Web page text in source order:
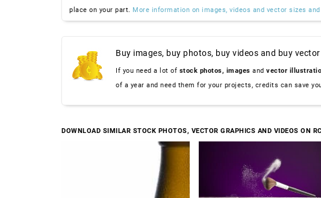
place on your part. More information on images, videos and vector sizes
Buy images, buy photos, buy videos and buy
If you need a lot of stock photos, images and vector
of a year and need them for your projects, credits can save
DOWNLOAD SIMILAR STOCK PHOTOS, VECTOR GRAPHICS AND VIDEOS ON